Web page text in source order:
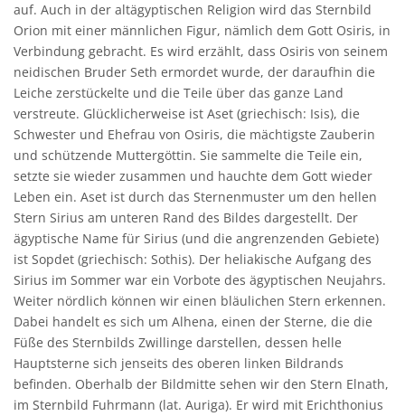
auf. Auch in der altägyptischen Religion wird das Sternbild
Orion mit einer männlichen Figur, nämlich dem Gott Osiris, in
Verbindung gebracht. Es wird erzählt, dass Osiris von seinem
neidischen Bruder Seth ermordet wurde, der daraufhin die
Leiche zerstückelte und die Teile über das ganze Land
verstreute. Glücklicherweise ist Aset (griechisch: Isis), die
Schwester und Ehefrau von Osiris, die mächtigste Zauberin
und schützende Muttergöttin. Sie sammelte die Teile ein,
setzte sie wieder zusammen und hauchte dem Gott wieder
Leben ein. Aset ist durch das Sternenmuster um den hellen
Stern Sirius am unteren Rand des Bildes dargestellt. Der
ägyptische Name für Sirius (und die angrenzenden Gebiete)
ist Sopdet (griechisch: Sothis). Der heliakische Aufgang des
Sirius im Sommer war ein Vorbote des ägyptischen Neujahrs.
Weiter nördlich können wir einen bläulichen Stern erkennen.
Dabei handelt es sich um Alhena, einen der Sterne, die die
Füße des Sternbilds Zwillinge darstellen, dessen helle
Hauptsterne sich jenseits des oberen linken Bildrands
befinden. Oberhalb der Bildmitte sehen wir den Stern Elnath,
im Sternbild Fuhrmann (lat. Auriga). Er wird mit Erichthonius